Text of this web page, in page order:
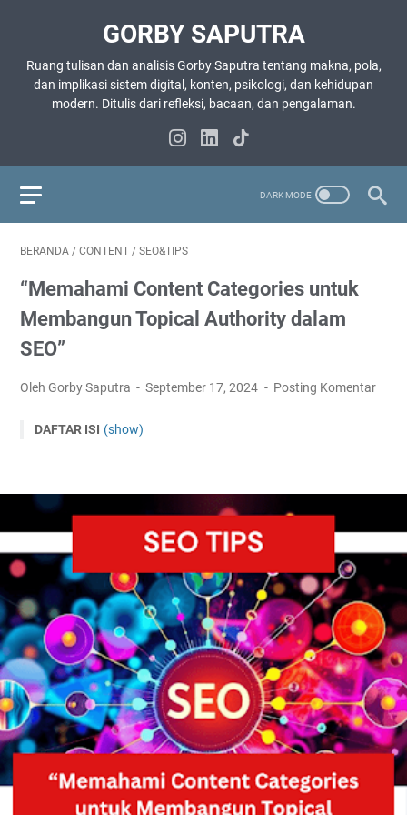
GORBY SAPUTRA
Ruang tulisan dan analisis Gorby Saputra tentang makna, pola,
dan implikasi sistem digital, konten, psikologi, dan kehidupan
modern. Ditulis dari refleksi, bacaan, dan pengalaman.
BERANDA / CONTENT / SEO&TIPS
“Memahami Content Categories untuk
Membangun Topical Authority dalam
SEO”
Oleh Gorby Saputra September 17, 2024 Posting Komentar
DAFTAR ISI (show)
Kategori yang diatur dengan baik dapat memberikan
Mempermudah Navigasi Pengguna:
Membantu Mesin Pencari Memahami Tema Utama:
pertimbangkan langkah-langkah berikut:
Riset dan Analisis Kategori:
Struktur Hierarki yang Jelas:
Gunakan URL dan Metadata yang Relevan:
Tautkan Kategori ke Konten Relevan:
Pantau dan Tinjau Kinerja:
Mengapa Content Categories Penting untuk Topical
Authority?